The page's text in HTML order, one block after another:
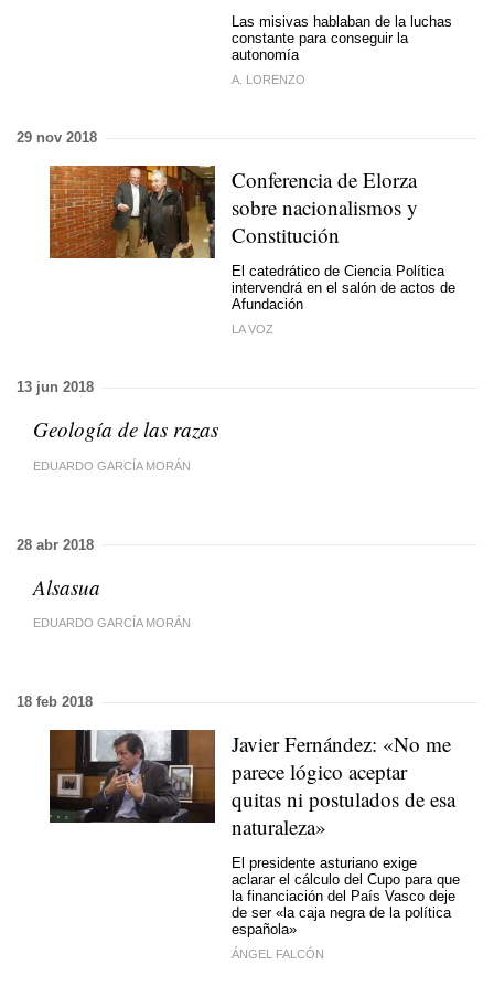
Las misivas hablaban de la luchas
constante para conseguir la
autonomía
A. LORENZO
29 nov 2018
Conferencia de Elorza
sobre nacionalismos y
Constitución
El catedrático de Ciencia Política
intervendrá en el salón de actos de
Afundación
LA VOZ
13 jun 2018
Geología de las razas
EDUARDO GARCÍA MORÁN
28 abr 2018
Alsasua
EDUARDO GARCÍA MORÁN
18 feb 2018
Javier Fernández: «No me
parece lógico aceptar
quitas ni postulados de esa
naturaleza»
El presidente asturiano exige
aclarar el cálculo del Cupo para que
la financiación del País Vasco deje
de ser «la caja negra de la política
española»
ÁNGEL FALCÓN